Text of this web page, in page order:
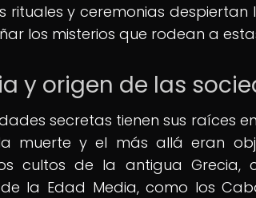
rituales y ceremonias
los misterios que rodean a
y origen de las
secretas tienen sus raíces
muerte y el más allá eran
cultos de la antigua Grecia,
la Edad Media, como los